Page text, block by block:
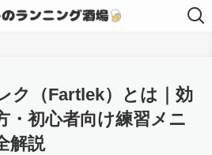
ク（Fartlek）とは｜効
・初心者向け練習メニ
解説